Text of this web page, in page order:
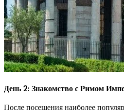
День 2: Знакомство с Римом
После посещения наиболее